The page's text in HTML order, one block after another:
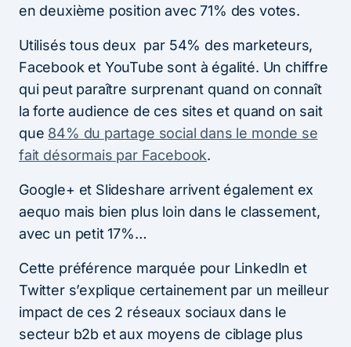
en deuxième position avec 71% des votes.
Utilisés tous deux par 54% des marketeurs,
Facebook et YouTube sont à égalité. Un chiffre
qui peut paraître surprenant quand on connaît
la forte audience de ces sites et quand on sait
que 84% du partage social dans le monde se
fait désormais par Facebook.
Google+ et Slideshare arrivent également ex
aequo mais bien plus loin dans le classement,
avec un petit 17%…
Cette préférence marquée pour LinkedIn et
Twitter s’explique certainement par un meilleur
impact de ces 2 réseaux sociaux dans le
secteur b2b et aux moyens de ciblage plus